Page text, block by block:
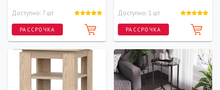
Доступно: 7 шт
РАССРОЧКА
Длина
0 см
Ширина
60 см
Высота
40 см
Доступно: 1 шт
РАССРОЧКА
Длина
0 см
Ширина
90 см
Высота
40 см